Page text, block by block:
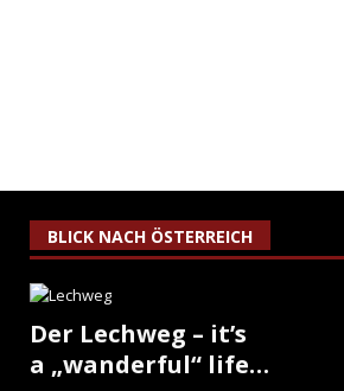
BLICK NACH ÖSTERREICH
Der Lechweg – it’s
a „wanderful“ life…